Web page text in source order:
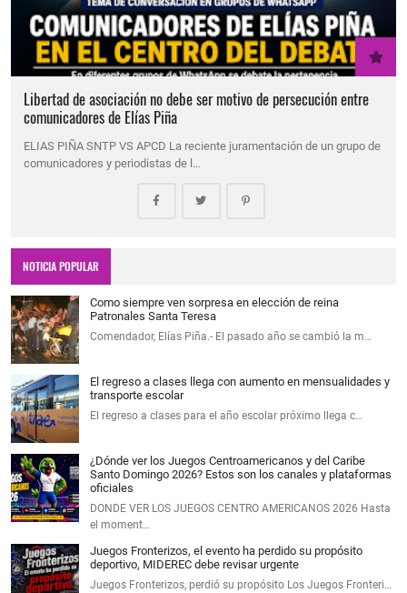
Libertad de asociación no debe ser motivo de persecución entre
comunicadores de Elías Piña
ELIAS PIÑA SNTP VS APCD La reciente juramentación de un grupo de
comunicadores y periodistas de l…
NOTICIA POPULAR
Como siempre ven sorpresa en elección de reina
Patronales Santa Teresa
Comendador, Elías Piña.- El pasado año se cambió la m…
El regreso a clases llega con aumento en mensualidades y
transporte escolar
El regreso a clases para el año escolar próximo llega c…
¿Dónde ver los Juegos Centroamericanos y del Caribe
Santo Domingo 2026? Estos son los canales y plataformas
oficiales
DONDE VER LOS JUEGOS CENTRO AMERICANOS 2026 Hasta
el moment…
Juegos Fronterizos, el evento ha perdido su propósito
deportivo, MIDEREC debe revisar urgente
Juegos Fronterizos, perdió su propósito Los Juegos Fronteri…